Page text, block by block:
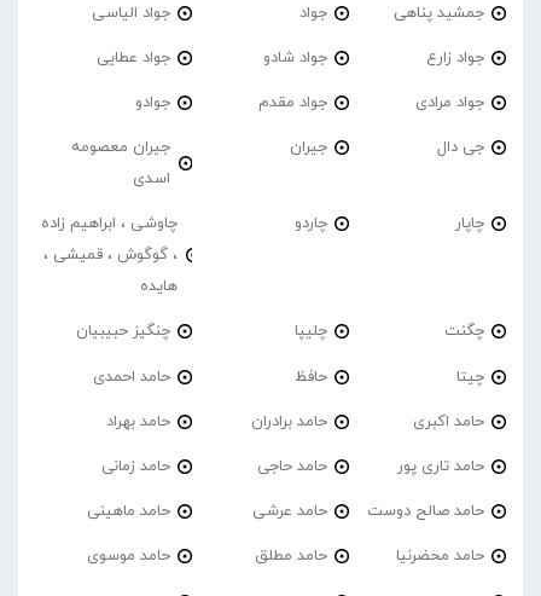
جمشید پناهی جواد جواد الیاسی
جواد زارع جواد شادو جواد عطایی
جواد مرادی جواد مقدم جوادو
جی دال جیران
جیران معصومه
اسدی
چاپار چاردو
چاوشی ، ابراهیم زاده
، گوگوش ، قمیشی ،
هایده
چگنت چلیپا چنگیز حبیبیان
چیتا حافظ حامد احمدی
حامد اکبری حامد برادران حامد بهراد
حامد تاری پور حامد حاجی حامد زمانی
حامد صالح دوست حامد عرشی حامد ماهینی
حامد محضرنیا حامد مطلق حامد موسوی